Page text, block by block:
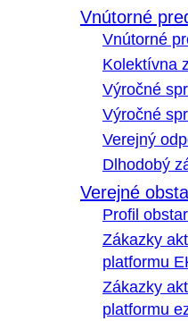
Vnútorné
Vnútorné
Kolektívna
Výročné
Výročné
Verejný
Dlhodobý
Verejné
Profil
Zákazky
platformu
Zákazky
platformu